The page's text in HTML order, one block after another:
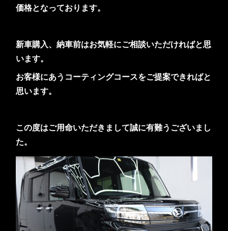
価格となっております。
新車購入、納車前はお気軽にご相談いただければと思
います。
お客様にあうコーティングコースをご提案できればと
思います。
この度はご用命いただきまして誠に有難うございまし
た。